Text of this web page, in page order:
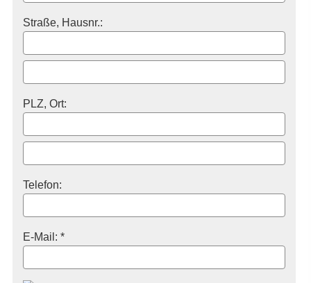
Straße, Hausnr.:
PLZ, Ort:
Telefon:
E-Mail: *